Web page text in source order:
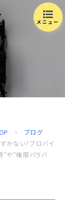
メニュー
ブログ
かない！プロバイ
や“権限バラバ